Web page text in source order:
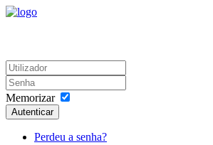
Memorizar
Autenticar
Perdeu a senha?